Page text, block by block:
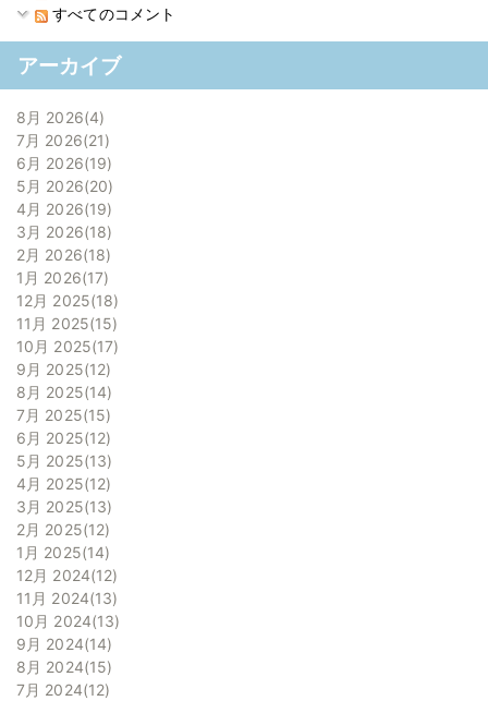
すべてのコメント
アーカイブ
8月 2026 4
7月 2026 21
6月 2026 19
5月 2026 20
4月 2026 19
3月 2026 18
2月 2026 18
1月 2026 17
12月 2025 18
11月 2025 15
10月 2025 17
9月 2025 12
8月 2025 14
7月 2025 15
6月 2025 12
5月 2025 13
4月 2025 12
3月 2025 13
2月 2025 12
1月 2025 14
12月 2024 12
11月 2024 13
10月 2024 13
9月 2024 14
8月 2024 15
7月 2024 12